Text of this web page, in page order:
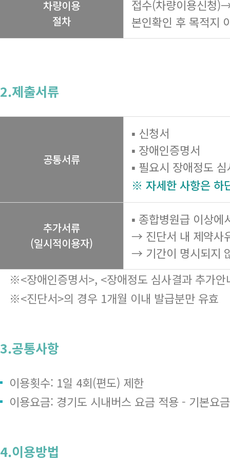
차량이용
절차
접수(차량이용신청
본인확인 후 목적지
2.제출서류
공통서류
▪ 신청서
▪ 장애인증명서
▪ 필요시 장애정도
※ 자세한 사항은 하
추가서류
(일시적이용자)
▪ 종합병원급 이상에
→ 진단서 내 제약사
→ 기간이 명시되지
※<장애인증명서>, <장애정도 심사결과 추가
※<진단서>의 경우 1개월 이내 발급분만 유효
3.공통사항
이용횟수: 1일 4회(편도) 제한
이용요금: 경기도 시내버스 요금 적용 - 기본
4.이용방법